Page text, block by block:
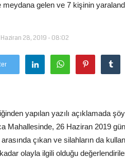
gelen ve 7 kişinin
28, 2019 - 08:02
yapılan yazılı açıklamada
Mahallesinde, 26 Haziran 2019
çıkan ve silahların da
olayla ilgili olduğu